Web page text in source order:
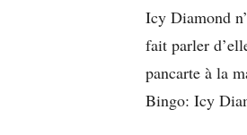
Icy Diamond
fait parler
pancarte à la
Bingo: Icy